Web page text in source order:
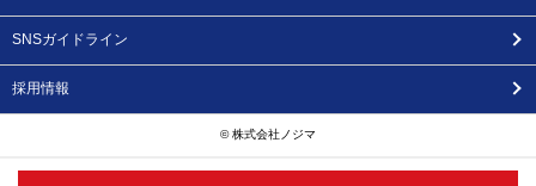
SNSガイドライン
採用情報
© 株式会社ノジマ